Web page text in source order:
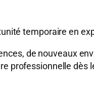
temporaire en
de nouveaux
professionnelle